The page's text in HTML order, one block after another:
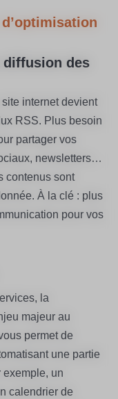
des
internet devient
RSS. Plus besoin
partager vos
newsletters…
contenus sont
À la clé : plus
pour vos
la
majeur au
permet de
une partie
un
calendrier de